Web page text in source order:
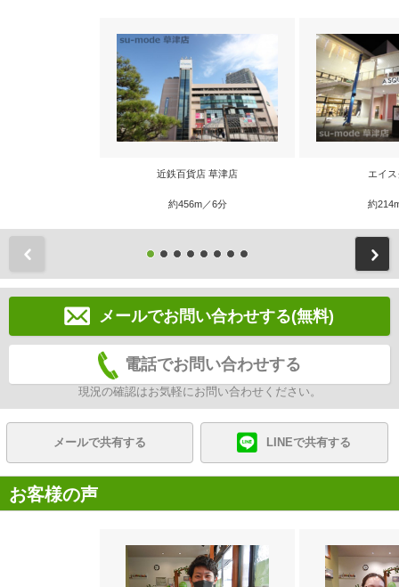
近鉄百貨店 草津店
約456m／6分
エイ
約
メールでお問い合わせする(無料)
電話でお問い合わせする
現況の確認はお気軽にお問い合わせください。
メールで共有する LINEで共有する
お客様の声